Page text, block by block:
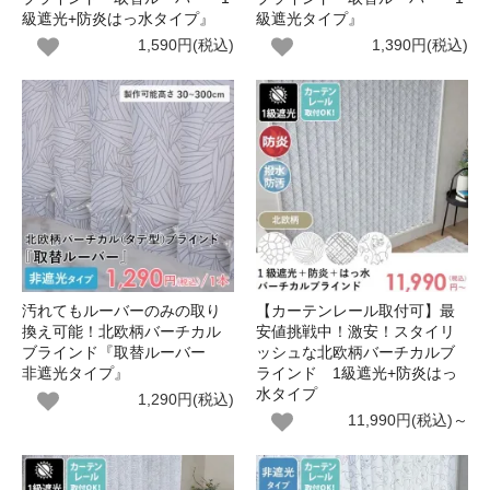
級遮光+防炎はっ水タイプ』
1,590円(税込)
級遮光タイプ』
1,390円(税込)
汚れてもルーバーのみの取り
換え可能！北欧柄バーチカル
ブラインド『取替ルーバー
非遮光タイプ』
1,290円(税込)
【カーテンレール取付可】最
安値挑戦中！激安！スタイリ
ッシュな北欧柄バーチカルブ
ラインド 1級遮光+防炎はっ
水タイプ
11,990円(税込)～